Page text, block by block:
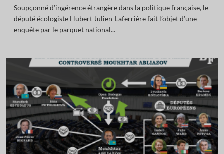
Soupçonné d’ingérence étrangère dans la politique française, le
député écologiste Hubert Julien-Laferrière fait l’objet d’une
enquête par le parquet national...